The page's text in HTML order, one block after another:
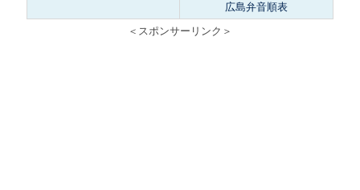
広島弁音順表
＜スポンサーリンク＞